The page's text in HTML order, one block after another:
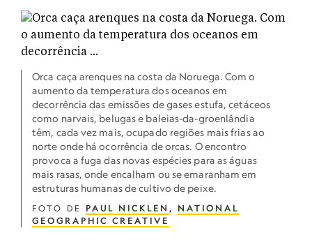
Orca caça arenques na costa da Noruega. Com o
aumento da temperatura dos oceanos em
decorrência das emissões de gases estufa, cetáceos
como narvais, belugas e baleias-da-groenlândia
têm, cada vez mais, ocupado regiões mais frias ao
norte onde há ocorrência de orcas. O encontro
provoca a fuga das novas espécies para as águas
mais rasas, onde encalham ou se emaranham em
estruturas humanas de cultivo de peixe.
FOTO DE PAUL NICKLEN , NATIONAL
GEOGRAPHIC CREATIVE